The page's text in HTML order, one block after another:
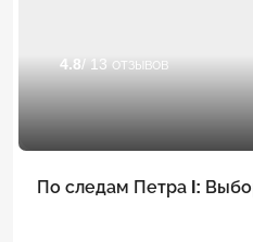
4.8/ 13 отзывов
По следам Петра I: